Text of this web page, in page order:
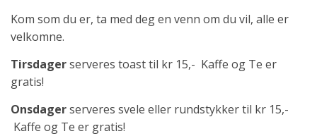
Kom som du er, ta med deg en venn om du vil, alle er
velkomne.
Tirsdagerserveres toast til kr 15,- Kaffe og Te er
gratis!
Onsdagerserveres svele eller rundstykker til kr 15,-
Kaffe og Te er gratis!